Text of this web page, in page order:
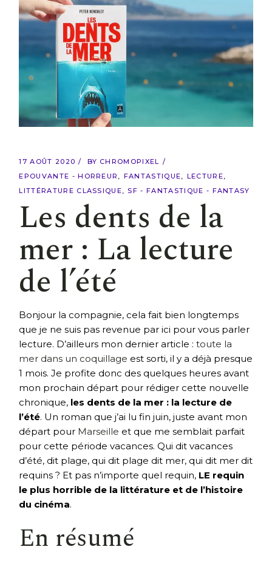
17 AOÛT 2020 BY CHROMOPIXEL
EPOUVANTE - HORREUR
FANTASTIQUE
LECTURE
LITTÉRATURE CLASSIQUE
SF - FANTASTIQUE - FANTASY
Les dents de la
mer : La lecture
de l’été
Bonjour la compagnie, cela fait bien longtemps
que je ne suis pas revenue par ici pour vous parler
lecture. D’ailleurs mon dernier article :toute la
mer dans un coquillage est sorti, il y a déjà presque
1 mois. Je profite donc des quelques heures avant
mon prochain départ pour rédiger cette nouvelle
chronique, les dents de la mer : la lecture de
l’été. Un roman que j’ai lu fin juin, juste avant mon
départ pour Marseille et que me semblait parfait
pour cette période vacances. Qui dit vacances
d’été, dit plage, qui dit plage dit mer, qui dit mer dit
requins ? Et pas n’importe quel requin, LE requin
le plus horrible de la littérature et de l’histoire
du cinéma.
En résumé